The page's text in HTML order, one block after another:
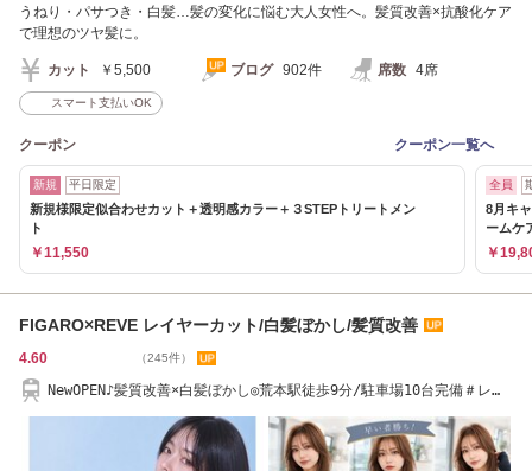
うねり・パサつき・白髪…髪の変化に悩む大人女性へ。髪質改善×抗酸化ケア
で理想のツヤ髪に。
カット ￥5,500 ブログ 902件 席数 4席
スマート支払いOK
クーポン クーポン一覧へ
新規 平日限定
新規様限定似合わせカット＋透明感カラー＋３STEPトリートメン
ト
￥11,550
全員
8月キ
ームケ
￥
FIGARO×REVE レイヤーカット/白髪ぼかし/髪質改善
4.60 （245件）
NewOPEN♪髪質改善×白髪ぼかし◎荒本駅徒歩9分/駐車場10台完備＃レイ